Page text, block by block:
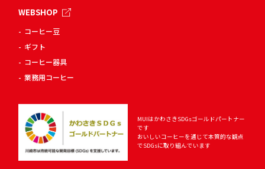
WEBSHOP
コーヒー豆
ギフト
コーヒー器具
業務用コーヒー
MUIはかわさきSDGsゴールドパートナー
です
おいしいコーヒーを通じて本質的な観点
でSDGsに取り組んでいます